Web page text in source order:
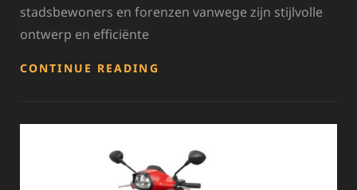
stadsbewoners en forenzen vanwege zijn stijlvolle
ontwerp en efficiënte
CONTINUE READING
IDEAAL
VOOR
STADSVERKEER!